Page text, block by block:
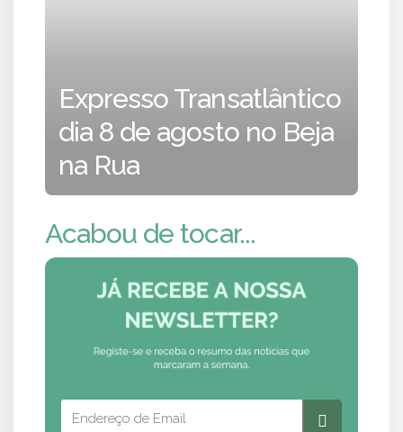
Expresso Transatlântico
dia 8 de agosto no Beja
na Rua
Acabou de tocar...